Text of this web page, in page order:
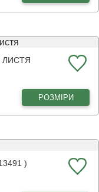
ЛИСТЯ
РОЗМІРИ
)